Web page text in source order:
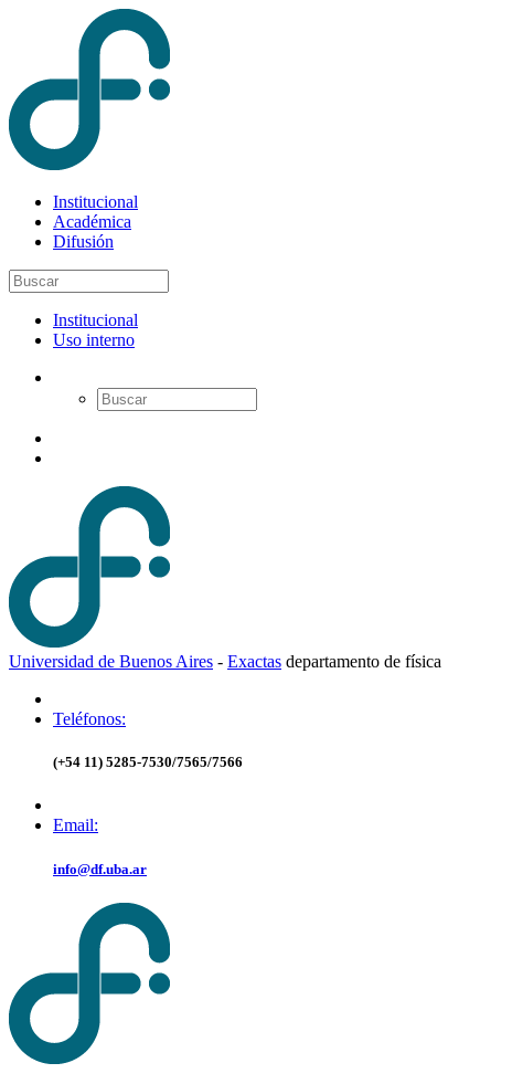
Institucional
Académica
Difusión
Institucional
Uso interno
Universidad de Buenos Aires - Exactas departamento de física
Teléfonos:
(+54 11) 5285-7530/7565/7566
Email:
info@df.uba.ar